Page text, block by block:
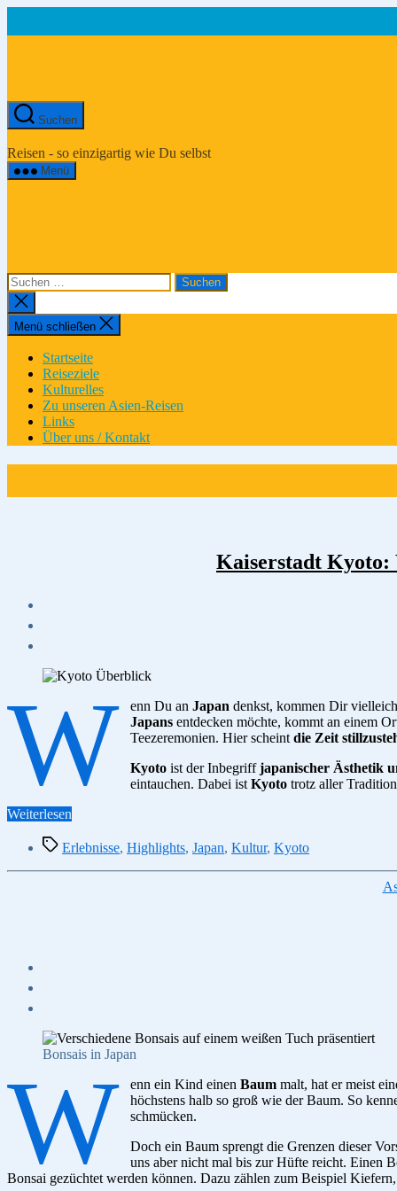
Suchen
Reiseportal
Reisen - so einzigartig wie Du selbst
Menü
Suchen
nach:
Suche
schließen
Menü schließen
Startseite
Reiseziele
Kulturelles
Zu unseren Asien-Reisen
Links
Über uns / Kontakt
Kaiserstadt Kyoto:
W enn Du anJapan denkst, kommen Dir
Japans entdecken möchte, kommt an einem
Teezeremonien. Hier scheintdie Zeit
Kyoto ist der Inbegriffjapanischer Ästhetik
eintauchen. Dabei istKyoto trotz aller
Weiterlesen
Was
bei
Schlagwörter
Erlebnisse, Highlights, Japan, Kultur, Kyoto
Bonsais in Japan
W enn ein Kind einenBaummalt, hat er meist
höchstens halb so groß wie der Baum. So
schmücken.
Doch ein Baum sprengt die Grenzen dieser
uns aber nicht mal bis zur Hüfte reicht. Einen
Bonsai gezüchtet werden können. Dazu zählen zum Beispiel